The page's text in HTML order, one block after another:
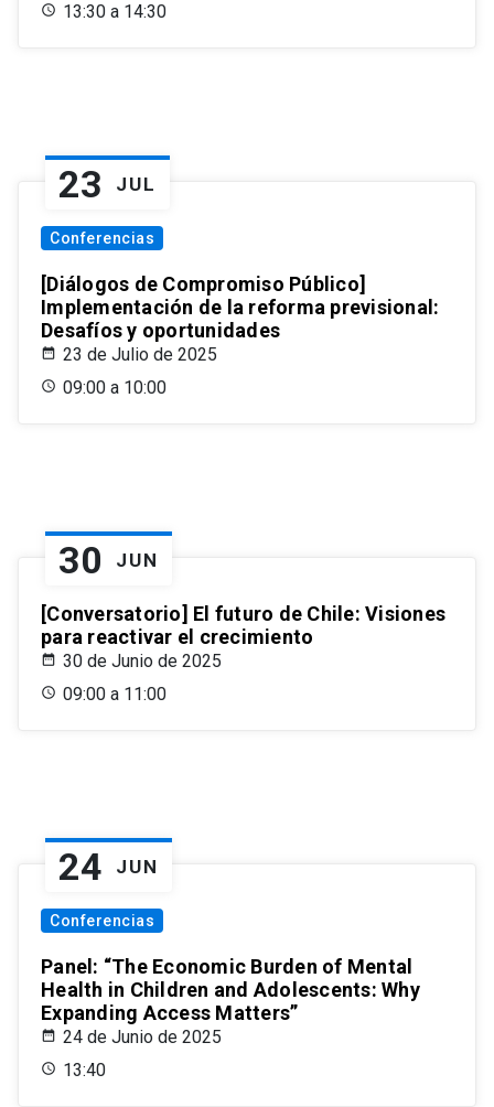
13:30 a 14:30
23 JUL
Conferencias
[Diálogos de Compromiso Público]
Implementación de la reforma previsional:
Desafíos y oportunidades
23 de Julio de 2025
09:00 a 10:00
30 JUN
[Conversatorio] El futuro de Chile: Visiones
para reactivar el crecimiento
30 de Junio de 2025
09:00 a 11:00
24 JUN
Conferencias
Panel: “The Economic Burden of Mental
Health in Children and Adolescents: Why
Expanding Access Matters”
24 de Junio de 2025
13:40